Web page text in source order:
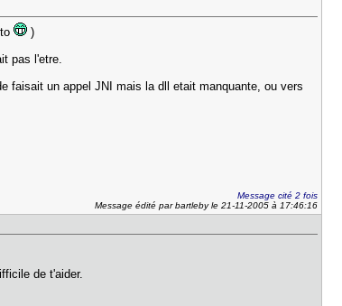
)
pas l'etre.
faisait un appel JNI mais la dll etait manquante, ou vers
Message cité 2 fois
Message édité par bartleby le 21-11-2005 à 17:46:16
de t'aider.